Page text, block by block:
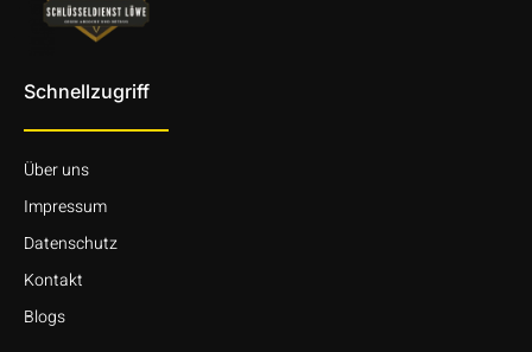
Schnellzugriff
Über uns
Impressum
Datenschutz
Kontakt
Blogs